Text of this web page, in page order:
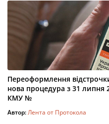
Переоформлення
нова процедура з 31 липня
КМУ №
Автор:Лента от Протокола